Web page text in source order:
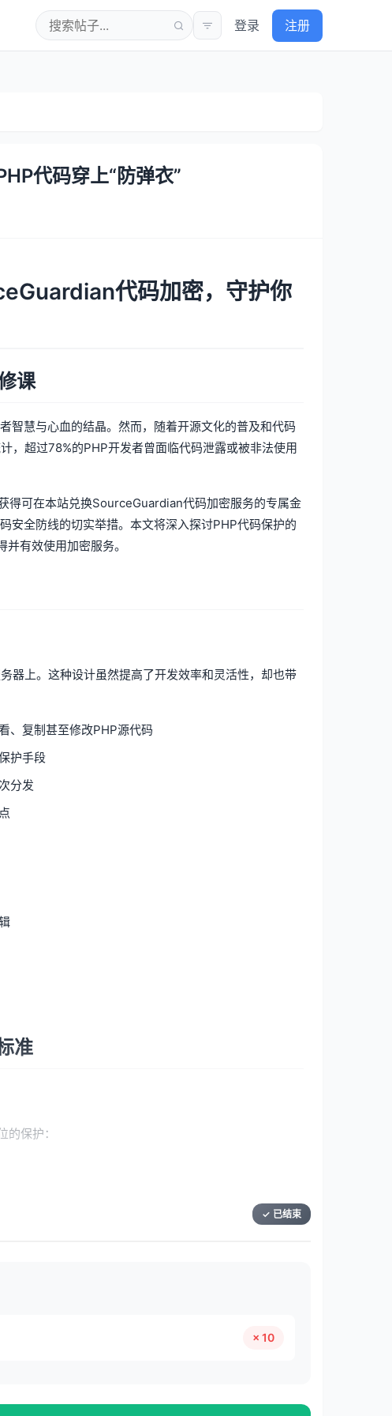
登录 注册
代码穿上“防弹衣”
代码加密，守护你
课
智慧与心血的结晶。然而，随着开源文化的普及和代码
，超过78%的PHP开发者曾面临代码泄露或被非法使用
得可在本站兑换SourceGuardian代码加密服务的专属金
安全防线的切实举措。本文将深入探讨PHP代码保护的
有效使用加密服务。
器上。这种设计虽然提高了开发效率和灵活性，却也带
、复制甚至修改PHP源代码
护手段
分发
准
保护：
✓ 已结束
× 10